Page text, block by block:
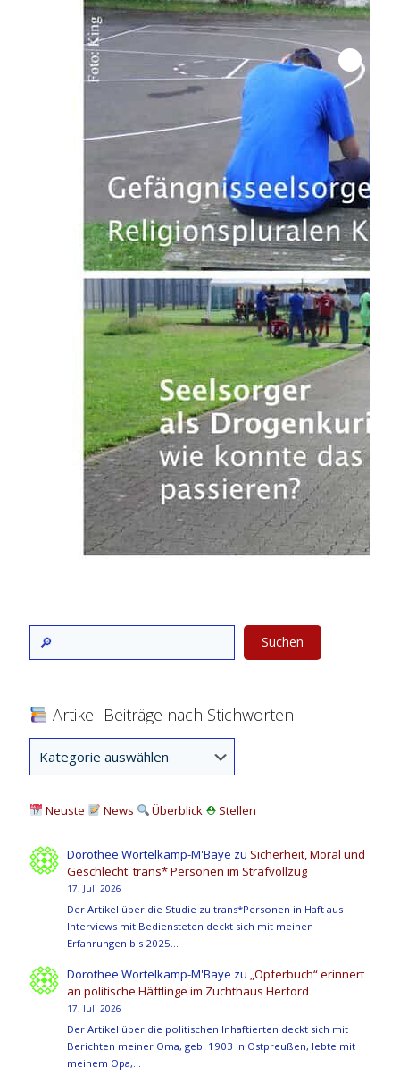
Suchen
Artikel-Beiträge nach Stichworten
Neuste News Überblick ⛑ Stellen
Dorothee Wortelkamp-M'Baye zu Sicherheit, Moral und
Geschlecht: trans* Personen im Strafvollzug
17. Juli 2026
Der Artikel über die Studie zu trans*Personen in Haft aus
Interviews mit Bediensteten deckt sich mit meinen
Erfahrungen bis 2025…
Dorothee Wortelkamp-M'Baye zu „Opferbuch“ erinnert
an politische Häftlinge im Zuchthaus Herford
17. Juli 2026
Der Artikel über die politischen Inhaftierten deckt sich mit
Berichten meiner Oma, geb. 1903 in Ostpreußen, lebte mit
meinem Opa,…